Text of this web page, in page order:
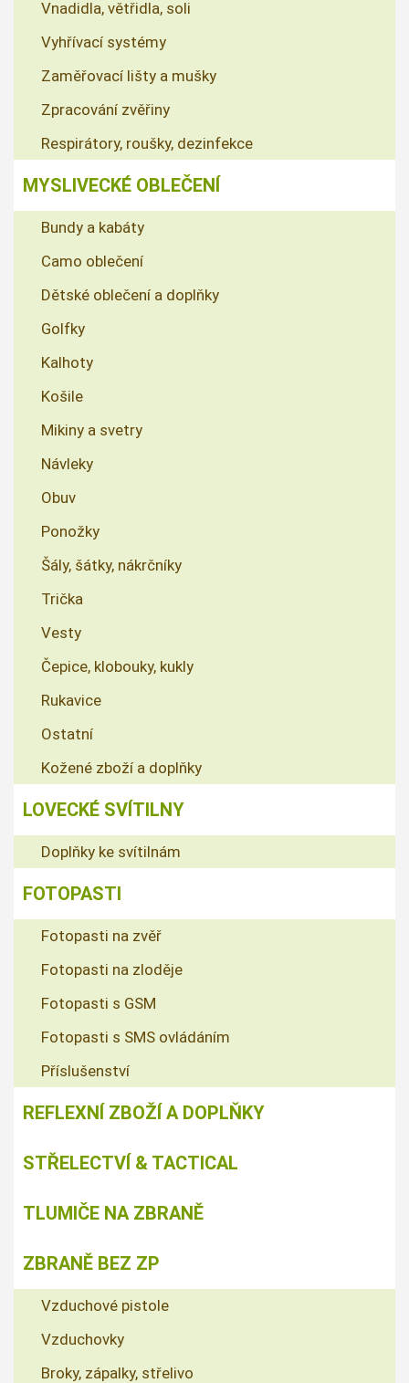
Vnadidla, větřidla, soli
Vyhřívací systémy
Zaměřovací lišty a mušky
Zpracování zvěřiny
Respirátory, roušky, dezinfekce
MYSLIVECKÉ OBLEČENÍ
Bundy a kabáty
Camo oblečení
Dětské oblečení a doplňky
Golfky
Kalhoty
Košile
Mikiny a svetry
Návleky
Obuv
Ponožky
Šály, šátky, nákrčníky
Trička
Vesty
Čepice, klobouky, kukly
Rukavice
Ostatní
Kožené zboží a doplňky
LOVECKÉ SVÍTILNY
Doplňky ke svítilnám
FOTOPASTI
Fotopasti na zvěř
Fotopasti na zloděje
Fotopasti s GSM
Fotopasti s SMS ovládáním
Příslušenství
REFLEXNÍ ZBOŽÍ A DOPLŇKY
STŘELECTVÍ & TACTICAL
TLUMIČE NA ZBRANĚ
ZBRANĚ BEZ ZP
Vzduchové pistole
Vzduchovky
Broky, zápalky, střelivo